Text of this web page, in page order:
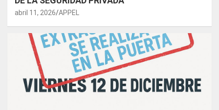
abril 11, 2026 APPEL